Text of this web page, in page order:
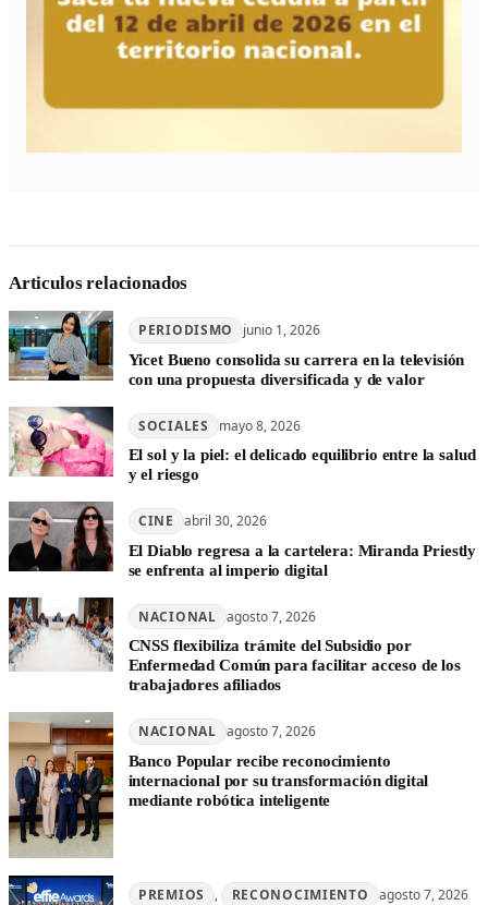
Articulos relacionados
PERIODISMO junio 1, 2026
Yicet Bueno consolida su carrera en la televisión
con una propuesta diversificada y de valor
SOCIALES mayo 8, 2026
El sol y la piel: el delicado equilibrio entre la salud
y el riesgo
CINE abril 30, 2026
El Diablo regresa a la cartelera: Miranda Priestly
se enfrenta al imperio digital
NACIONAL agosto 7, 2026
CNSS flexibiliza trámite del Subsidio por
Enfermedad Común para facilitar acceso de los
trabajadores afiliados
NACIONAL agosto 7, 2026
Banco Popular recibe reconocimiento
internacional por su transformación digital
mediante robótica inteligente
PREMIOS , RECONOCIMIENTO agosto 7, 2026